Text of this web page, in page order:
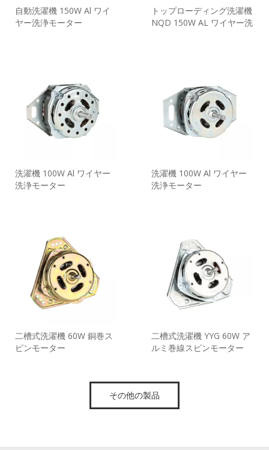
自動洗濯機 150W Al ワイ
ヤー洗浄モーター
トップローディング洗濯機
NQD 150W AL ワイヤー洗
洗濯機 100W Al ワイヤー
洗浄モーター
洗濯機 100W Al ワイヤー
洗浄モーター
二槽式洗濯機 60W 銅巻ス
ピンモーター
二槽式洗濯機 YYG 60W ア
ルミ巻線スピンモーター
その他の製品